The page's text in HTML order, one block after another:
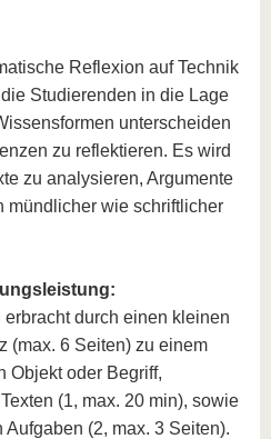
Reflexion auf Technik
Studierenden in die Lage
unterscheiden
zu reflektieren. Es wird
zu analysieren, Argumente
mündlicher wie schriftlicher
durch einen kleinen
(max. 6 Seiten) zu einem
Objekt oder Begriff,
(1, max. 20 min), sowie
(2, max. 3 Seiten).